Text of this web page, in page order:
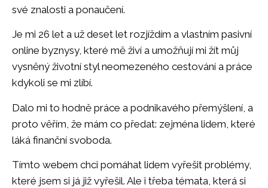
své znalosti a ponaučení.
Je mi 26 let a už deset let rozjíždím a vlastním pasivní
online byznysy, které mě živí a umožňují mi žít můj
vysněný životní styl neomezeného cestování a práce
kdykoli se mi zlíbí.
Dalo mi to hodně práce a podnikavého přemýšlení, a
proto věřím, že mám co předat: zejména lidem, které
láká finanční svoboda.
Tímto webem chci pomáhat lidem vyřešit problémy,
které jsem si já již vyřešil. Ale i třeba témata, která si